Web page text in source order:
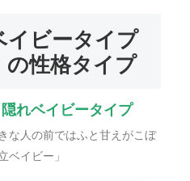
イビータイプ
の性格タイプ
れベイビータイプ
な人の前ではふと甘えがこぼ
ベイビー」